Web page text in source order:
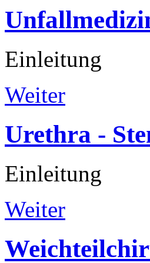
Einleitung
Weiter
Urethra -
Einleitung
Weiter